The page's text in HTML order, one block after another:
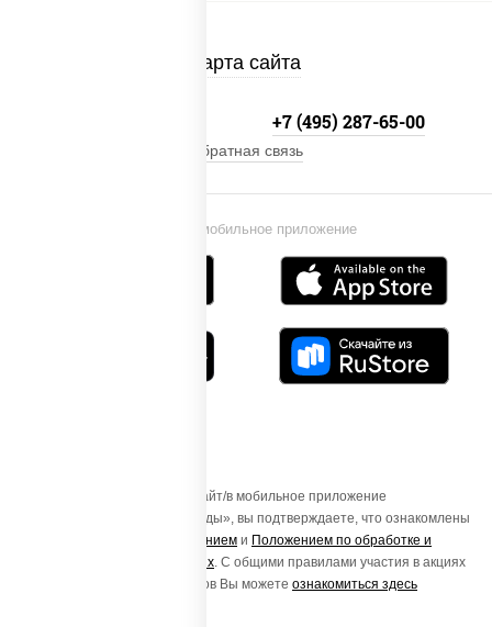
Карта сайта
Установи мобильное приложение
+7 (495) 287-65-00
Обратная связь
Осуществляя вход на этот Сайт/в мобильное приложение
«ПиццаСушиВок - доставка еды», вы подтверждаете, что ознакомлены
Пользовательским соглашением и Положением по обработке и
защите персональных данных . С общими правилами участия в акциях
и порядке получения подарков Вы можете ознакомиться здесь